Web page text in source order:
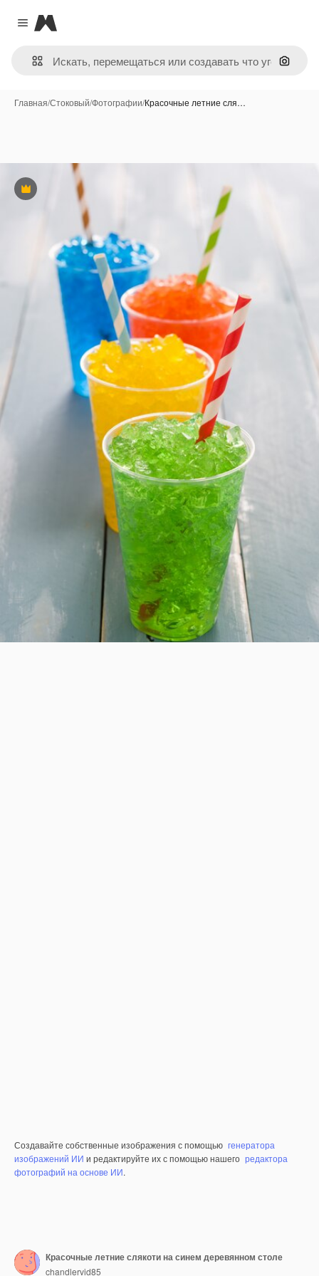
Close menu
Magnific
Поиск
Главная/Стоковый/Фотографии/Красочные летние сля…
Премиум
Создавайте собственные изображения с помощью генератора
изображений ИИ и редактируйте их с помощью нашего редактора
фотографий на основе ИИ.
Красочные летние слякоти на синем деревянном столе
chandlervid85